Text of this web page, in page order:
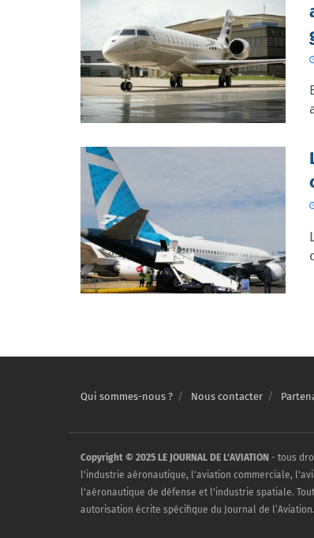
Qui sommes-nous ? Nous contacter
Copyright © 2025 LE JOURNAL DE L'AVIATION - tous
l'industrie aéronautique, l'aviation commerciale,
l'aéronautique de défense et l'industrie spatiale.
autorisation écrite spécifique du Journal de l’Aviation.